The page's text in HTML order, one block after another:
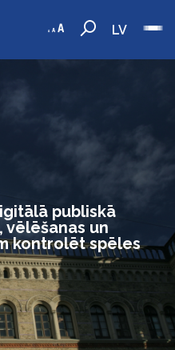
LV
publiskā
un
kontrolēt spēles